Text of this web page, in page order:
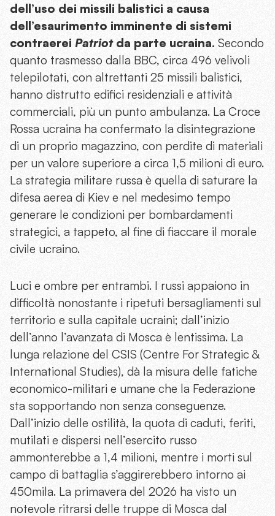
dell’uso dei missili balistici a causa
dell’esaurimento imminente di sistemi
contraerei Patriotda parte ucraina. Secondo
quanto trasmesso dalla BBC, circa 496 velivoli
telepilotati, con altrettanti 25 missili balistici,
hanno distrutto edifici residenziali e attività
commerciali, più un punto ambulanza. La Croce
Rossa ucraina ha confermato la disintegrazione
di un proprio magazzino, con perdite di materiali
per un valore superiore a circa 1,5 milioni di euro.
La strategia militare russa è quella di saturare la
difesa aerea di Kiev e nel medesimo tempo
generare le condizioni per bombardamenti
strategici, a tappeto, al fine di fiaccare il morale
civile ucraino.
Luci e ombre per entrambi. I russi appaiono in
difficoltà nonostante i ripetuti bersagliamenti sul
territorio e sulla capitale ucraini; dall’inizio
dell’anno l’avanzata di Mosca è lentissima. La
lunga relazione del CSIS (Centre For Strategic &
International Studies), dà la misura delle fatiche
economico-militari e umane che la Federazione
sta sopportando non senza conseguenze.
Dall’inizio delle ostilità, la quota di caduti, feriti,
mutilati e dispersi nell’esercito russo
ammonterebbe a 1,4 milioni, mentre i morti sul
campo di battaglia s’aggirerebbero intorno ai
450mila. La primavera del 2026 ha visto un
notevole ritrarsi delle truppe di Mosca dal